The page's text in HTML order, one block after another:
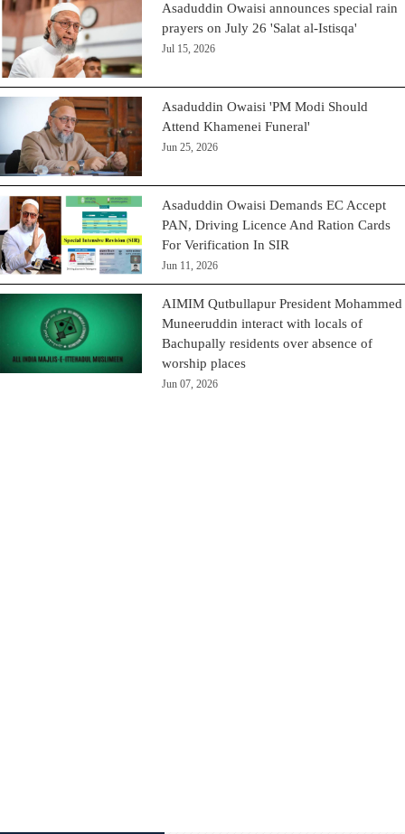
Asaduddin Owaisi announces special rain
prayers on July 26 'Salat al-Istisqa'
Jul 15, 2026
Asaduddin Owaisi 'PM Modi Should
Attend Khamenei Funeral'
Jun 25, 2026
Asaduddin Owaisi Demands EC Accept
PAN, Driving Licence And Ration Cards
For Verification In SIR
Jun 11, 2026
AIMIM Qutbullapur President Mohammed
Muneeruddin interact with locals of
Bachupally residents over absence of
worship places
Jun 07, 2026